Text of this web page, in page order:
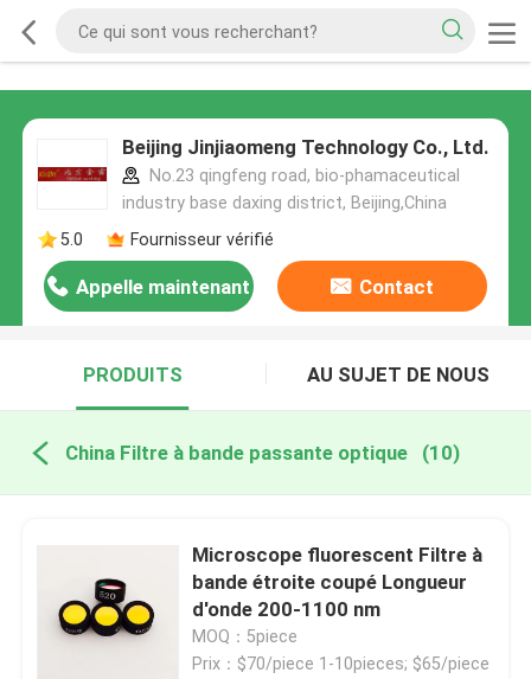
Beijing Jinjiaomeng Technology Co., Ltd.
No.23 qingfeng road, bio-phamaceutical
industry base daxing district, Beijing,China
5.0
Fournisseur vérifié
Appelle maintenant Contact
PRODUITS AU SUJET DE NOUS
China Filtre à bande passante optique (10)
Microscope fluorescent Filtre à
bande étroite coupé Longueur
d'onde 200-1100 nm
MOQ：5piece
Prix：$70/piece 1-10pieces; $65/piece